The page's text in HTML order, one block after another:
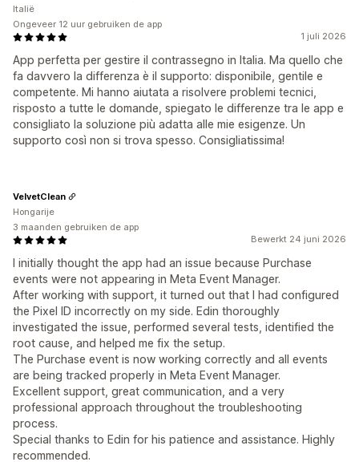
1 juli 2026
App perfetta per gestire il contrassegno in Italia. Ma quello che
fa davvero la differenza è il supporto: disponibile, gentile e
competente. Mi hanno aiutata a risolvere problemi tecnici,
risposto a tutte le domande, spiegato le differenze tra le app e
consigliato la soluzione più adatta alle mie esigenze. Un
supporto così non si trova spesso. Consigliatissima!
Italië
Ongeveer 12 uur gebruiken de app
Bewerkt 24 juni 2026
I initially thought the app had an issue because Purchase
events were not appearing in Meta Event Manager.
After working with support, it turned out that I had configured
the Pixel ID incorrectly on my side. Edin thoroughly
investigated the issue, performed several tests, identified the
root cause, and helped me fix the setup.
The Purchase event is now working correctly and all events
are being tracked properly in Meta Event Manager.
Excellent support, great communication, and a very
professional approach throughout the troubleshooting
process.
Special thanks to Edin for his patience and assistance. Highly
recommended.
VelvetClean
Hongarije
3 maanden gebruiken de app